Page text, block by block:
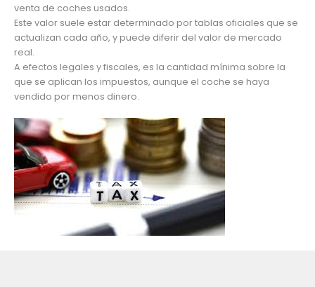
venta de coches usados.
Este valor suele estar determinado por tablas oficiales que se
actualizan cada año, y puede diferir del valor de mercado
real.
A efectos legales y fiscales, es la cantidad mínima sobre la
que se aplican los impuestos, aunque el coche se haya
vendido por menos dinero.